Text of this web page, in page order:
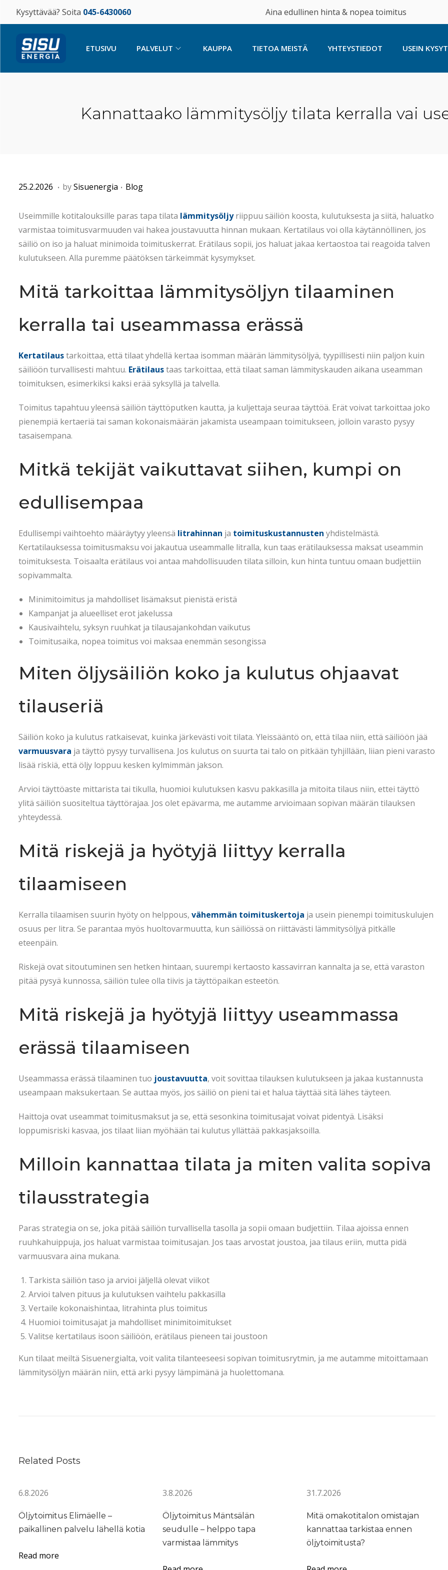
Kysyttävää? Soita 045-6430060 Aina edullinen hinta & nopea toimitus
ETUSIVU PALVELUT KAUPPA TIETOA MEISTÄ YHTEYSTIEDOT USEIN
Kannattaako lämmitysöljy tilata kerralla vai
P
s
t
e
d
n
25.2.2026 8
5
2
0
6
. bySisuenergia . P
s
t
e
d
n
Blog
Useimmille kotitalouksille paras tapa tilata lämmitysöljyriippuu säiliön koosta, kulutuksesta ja siitä, haluatko
varmistaa toimitusvarmuuden vai hakea joustavuutta hinnan mukaan. Kertatilaus voi olla käytännöllinen, jos
säiliö on iso ja haluat minimoida toimituskerrat. Erätilaus sopii, jos haluat jakaa kertaostoa tai reagoida talven
kulutukseen. Alla puremme päätöksen tärkeimmät kysymykset.
Mitä tarkoittaa lämmitysöljyn tilaaminen
kerralla tai useammassa erässä
Kertatilaustarkoittaa, että tilaat yhdellä kertaa isomman määrän lämmitysöljyä, tyypillisesti niin paljon kuin
säiliöön turvallisesti mahtuu. Erätilaustaas tarkoittaa, että tilaat saman lämmityskauden aikana useamman
toimituksen, esimerkiksi kaksi erää syksyllä ja talvella.
Toimitus tapahtuu yleensä säiliön täyttöputken kautta, ja kuljettaja seuraa täyttöä. Erät voivat tarkoittaa joko
pienempiä kertaeriä tai saman kokonaismäärän jakamista useampaan toimitukseen, jolloin varasto pysyy
tasaisempana.
Mitkä tekijät vaikuttavat siihen, kumpi on
edullisempaa
Edullisempi vaihtoehto määräytyy yleensä litrahinnan ja toimituskustannusten yhdistelmästä.
Kertatilauksessa toimitusmaksu voi jakautua useammalle litralla, kun taas erätilauksessa maksat useammin
toimituksesta. Toisaalta erätilaus voi antaa mahdollisuuden tilata silloin, kun hinta tuntuu omaan budjettiin
sopivammalta.
Minimitoimitus ja mahdolliset lisämaksut pienistä eristä
Kampanjat ja alueelliset erot jakelussa
Kausivaihtelu, syksyn ruuhkat ja tilausajankohdan vaikutus
Toimitusaika, nopea toimitus voi maksaa enemmän sesongissa
Miten öljysäiliön koko ja kulutus ohjaavat
tilauseriä
Säiliön koko ja kulutus ratkaisevat, kuinka järkevästi voit tilata. Yleissääntö on, että tilaa niin, että säiliöön jää
varmuusvara ja täyttö pysyy turvallisena. Jos kulutus on suurta tai talo on pitkään tyhjillään, liian pieni varasto
lisää riskiä, että öljy loppuu kesken kylmimmän jakson.
Arvioi täyttöaste mittarista tai tikulla, huomioi kulutuksen kasvu pakkasilla ja mitoita tilaus niin, ettei täyttö
ylitä säiliön suositeltua täyttörajaa. Jos olet epävarma, me autamme arvioimaan sopivan määrän tilauksen
yhteydessä.
Mitä riskejä ja hyötyjä liittyy kerralla
tilaamiseen
Kerralla tilaamisen suurin hyöty on helppous, vähemmän toimituskertoja ja usein pienempi toimituskulujen
osuus per litra. Se parantaa myös huoltovarmuutta, kun säiliössä on riittävästi lämmitysöljyä pitkälle
eteenpäin.
Riskejä ovat sitoutuminen sen hetken hintaan, suurempi kertaosto kassavirran kannalta ja se, että varaston
pitää pysyä kunnossa, säiliön tulee olla tiivis ja täyttöpaikan esteetön.
Mitä riskejä ja hyötyjä liittyy useammassa
erässä tilaamiseen
Useammassa erässä tilaaminen tuo joustavuutta, voit sovittaa tilauksen kulutukseen ja jakaa kustannusta
useampaan maksukertaan. Se auttaa myös, jos säiliö on pieni tai et halua täyttää sitä lähes täyteen.
Haittoja ovat useammat toimitusmaksut ja se, että sesonkina toimitusajat voivat pidentyä. Lisäksi
loppumisriski kasvaa, jos tilaat liian myöhään tai kulutus yllättää pakkasjaksoilla.
Milloin kannattaa tilata ja miten valita sopiva
tilausstrategia
Paras strategia on se, joka pitää säiliön turvallisella tasolla ja sopii omaan budjettiin. Tilaa ajoissa ennen
ruuhkahuippuja, jos haluat varmistaa toimitusajan. Jos taas arvostat joustoa, jaa tilaus eriin, mutta pidä
varmuusvara aina mukana.
Tarkista säiliön taso ja arvioi jäljellä olevat viikot
Arvioi talven pituus ja kulutuksen vaihtelu pakkasilla
Vertaile kokonaishintaa, litrahinta plus toimitus
Huomioi toimitusajat ja mahdolliset minimitoimitukset
Valitse kertatilaus isoon säiliöön, erätilaus pieneen tai joustoon
Kun tilaat meiltä Sisuenergialta, voit valita tilanteeseesi sopivan toimitusrytmin, ja me autamme mitoittamaan
lämmitysöljyn määrän niin, että arki pysyy lämpimänä ja huolettomana.
l
m
m
t
y
Related Posts
6.8.2026
Öljytoimitus Elimäelle –
paikallinen palvelu lähellä kotia
Read more
3.8.2026
Öljytoimitus Mäntsälän
seudulle – helppo tapa
varmistaa lämmitys
31.7.2026
Mitä omakotitalon omistajan
kannattaa tarkistaa ennen
öljytoimitusta?